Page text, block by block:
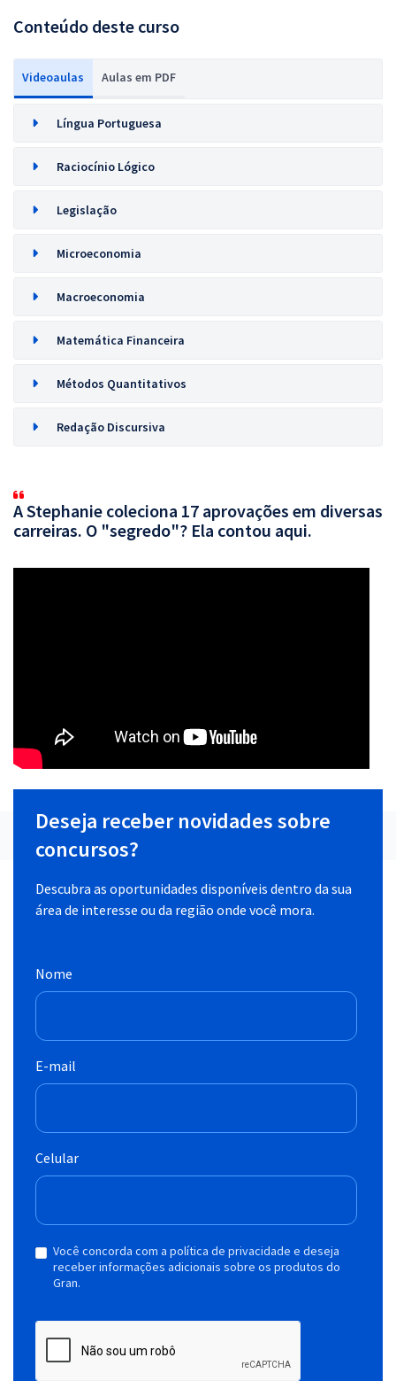
Conteúdo deste curso
Videoaulas Aulas em PDF
Língua Portuguesa
Raciocínio Lógico
Legislação
Microeconomia
Macroeconomia
Matemática Financeira
Métodos Quantitativos
Redação Discursiva
A Stephanie coleciona 17 aprovações em diversas
carreiras. O "segredo"? Ela contou aqui.
Deseja receber novidades sobre
concursos?
Descubra as oportunidades disponíveis dentro da sua
área de interesse ou da região onde você mora.
Nome
E-mail
Celular
Você concorda com a política de privacidade e deseja
receber informações adicionais sobre os produtos do
Gran.